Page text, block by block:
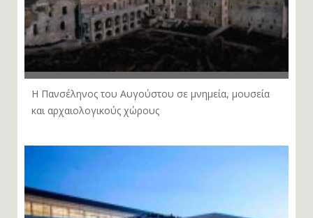
Η Πανσέληνος του Αυγούστου σε μνημεία, μουσεία
και αρχαιολογικούς χώρους